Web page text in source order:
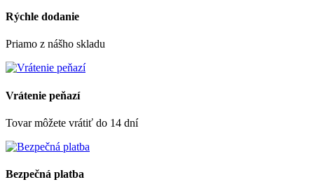
Rýchle dodanie
Priamo z nášho skladu
Vrátenie peňazí
Tovar môžete vrátiť do 14 dní
Bezpečná platba